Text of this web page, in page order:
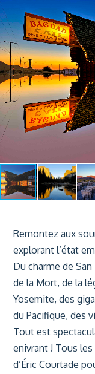
Remontez aux
explorant l’état
Du charme de
de la Mort, de la
Yosemite, des
du Pacifique, des
Tout est
enivrant ! Tous
d’Éric Courtade